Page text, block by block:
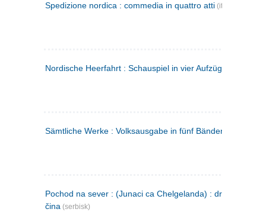
Spedizione nordica : commedia in quattro atti (italiensk)
Nordische Heerfahrt : Schauspiel in vier Aufzügen
Sämtliche Werke : Volksausgabe in fünf Bänden
Pochod na sever : (Junaci ca Chelgelanda) : drama u četiri
čina (serbisk)